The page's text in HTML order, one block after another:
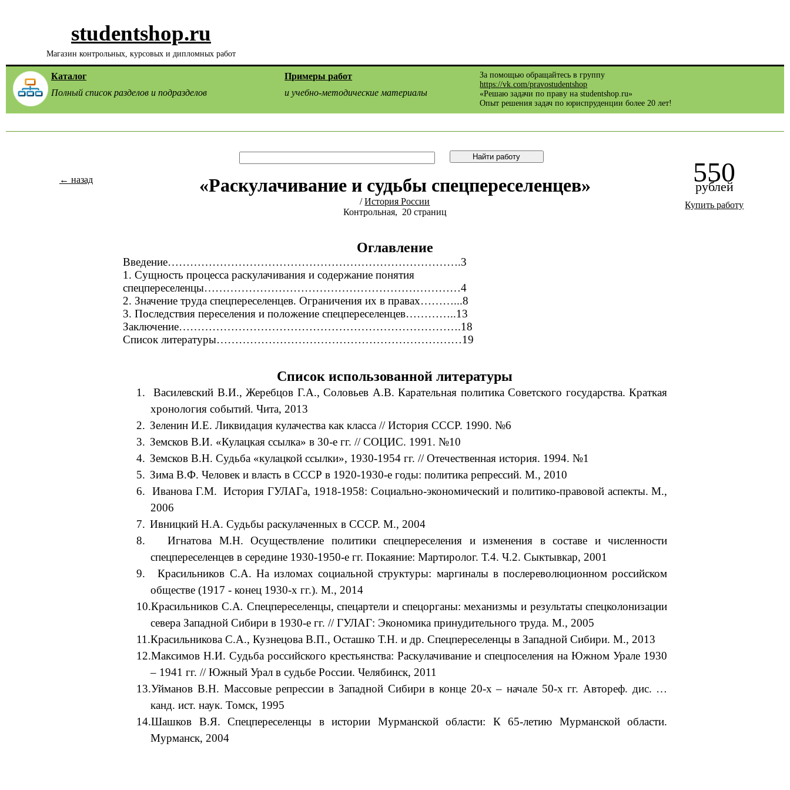
studentshop.ru
Магазин контрольных, курсовых и дипломных работ
Каталог
Полный список разделов и подразделов
Примеры работ
и учебно-методические материалы
За помощью обращайтесь в группу
https://vk.com/pravostudentshop
«Решаю задачи по праву на studentshop.ru»
Опыт решения задач по юриспруденции более 20 лет!
← назад «Раскулачивание и судьбы спецпереселенцев»
/История России
Контрольная, 20 страниц
Оглавление
Введение…………………………………………………………………….3
1. Сущность процесса раскулачивания и содержание понятия
спецпереселенцы……………………………………………………………4
2. Значение труда спецпереселенцев. Ограничения их в правах………...8
3. Последствия переселения и положение спецпереселенцев…………..13
Заключение………………………………………………………………….18
Список литературы…………………………………………………………19
Список использованной литературы
1.
Василевский В.И., Жеребцов Г.А., Соловьев А.В. Карательная политика Советского государства. Краткая
хронология событий. Чита, 2013
2. Зеленин И.Е. Ликвидация кулачества как класса // История СССР. 1990. №6
3. Земсков В.И. «Кулацкая ссылка» в 30-е гг. // СОЦИС. 1991. №10
4. Земсков В.Н. Судьба «кулацкой ссылки», 1930-1954 гг. // Отечественная история. 1994. №1
5. Зима В.Ф. Человек и власть в СССР в 1920-1930-е годы: политика репрессий. М., 2010
6.
Иванова Г.М. История ГУЛАГа, 1918-1958: Социально-экономический и политико-правовой аспекты. М.,
2006
7. Ивницкий Н.А. Судьбы раскулаченных в СССР. М., 2004
8.
Игнатова М.Н. Осуществление политики спецпереселения и изменения в составе и численности
спецпереселенцев в середине 1930-1950-е гг. Покаяние: Мартиролог. Т.4. Ч.2. Сыктывкар, 2001
9.
Красильников C.А. На изломах социальной структуры: маргиналы в послереволюционном российском
обществе (1917 - конец 1930-х гг.). М., 2014
10.Красильников С.А. Спецпереселенцы, спецартели и спецорганы: механизмы и результаты спецколонизации
севера Западной Сибири в 1930-е гг. // ГУЛАГ: Экономика принудительного труда. М., 2005
11.Красильникова С.А., Кузнецова В.П., Осташко Т.Н. и др. Спецпереселенцы в Западной Сибири. М., 2013
12.Максимов Н.И. Судьба российского крестьянства: Раскулачивание и спецпоселения на Южном Урале 1930
– 1941 гг. // Южный Урал в судьбе России. Челябинск, 2011
13.Уйманов В.Н. Массовые репрессии в Западной Сибири в конце 20-х – начале 50-х гг. Автореф. дис. …
канд. ист. наук. Томск, 1995
14.Шашков В.Я. Спецпереселенцы в истории Мурманской области: К 65-летию Мурманской области.
Мурманск, 2004
550
рублей